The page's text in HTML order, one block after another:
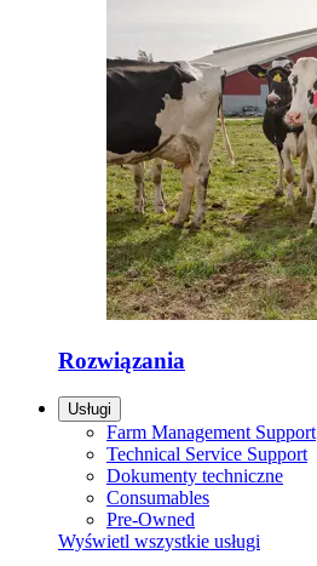
Rozwiązania
Usługi
Farm Management Support
Technical Service Support
Dokumenty techniczne
Consumables
Pre-Owned
Wyświetl wszystkie usługi